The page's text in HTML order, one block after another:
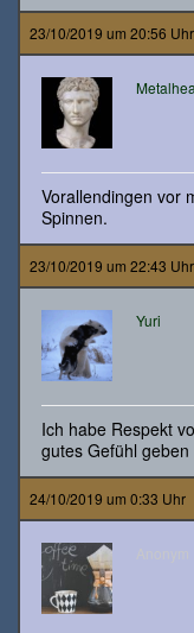
23/10/2019 um 20:56 Uhr
Vorallendingen vor
Spinnen.
23/10/2019 um 22:43 Uhr
Yuri
Ich habe Respekt
gutes Gefühl
24/10/2019 um 0:33 Uhr